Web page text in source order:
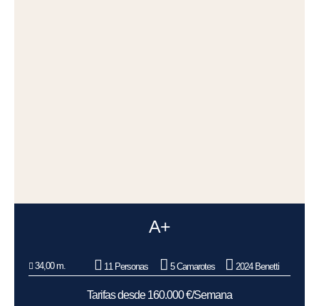
A+
34,00 m. 11 Personas 5 Camarotes 2024 Benetti
Tarifas desde 160.000 €/Semana